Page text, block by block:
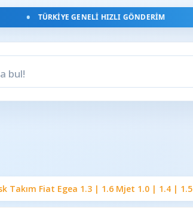
TÜRKIYE GENELI HIZLI GÖNDERIM
Takım Fiat Egea 1.3 | 1.6 Mjet 1.0 | 1.4 | 1.5